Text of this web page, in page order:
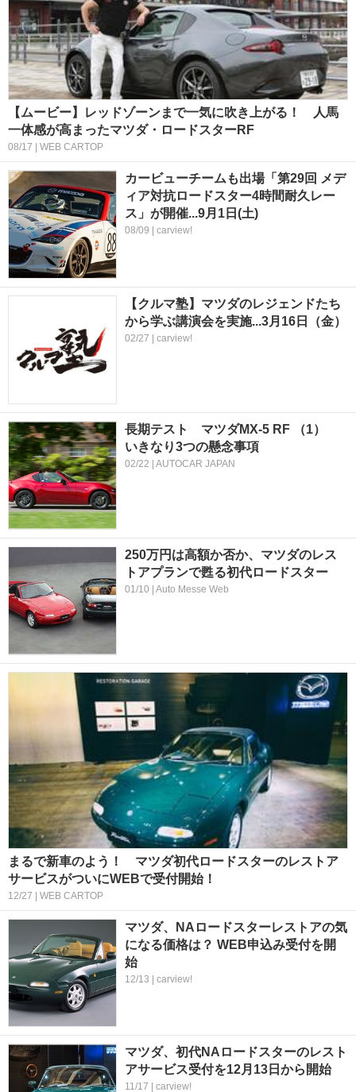
【ムービー】レッドゾーンまで一気に吹き上がる！ 人馬
一体感が高まったマツダ・ロードスターRF
08/17 | WEB CARTOP
カービューチームも出場「第29回 メデ
ィア対抗ロードスター4時間耐久レー
ス」が開催...9月1日(土)
08/09 | carview!
【クルマ塾】マツダのレジェンドたち
から学ぶ講演会を実施...3月16日（金）
02/27 | carview!
長期テスト マツダMX-5 RF （1）
いきなり3つの懸念事項
02/22 | AUTOCAR JAPAN
250万円は高額か否か、マツダのレス
トアプランで甦る初代ロードスター
01/10 | Auto Messe Web
まるで新車のよう！ マツダ初代ロードスターのレストア
サービスがついにWEBで受付開始！
12/27 | WEB CARTOP
マツダ、NAロードスターレストアの気
になる価格は？ WEB申込み受付を開
始
12/13 | carview!
マツダ、初代NAロードスターのレスト
アサービス受付を12月13日から開始
11/17 | carview!